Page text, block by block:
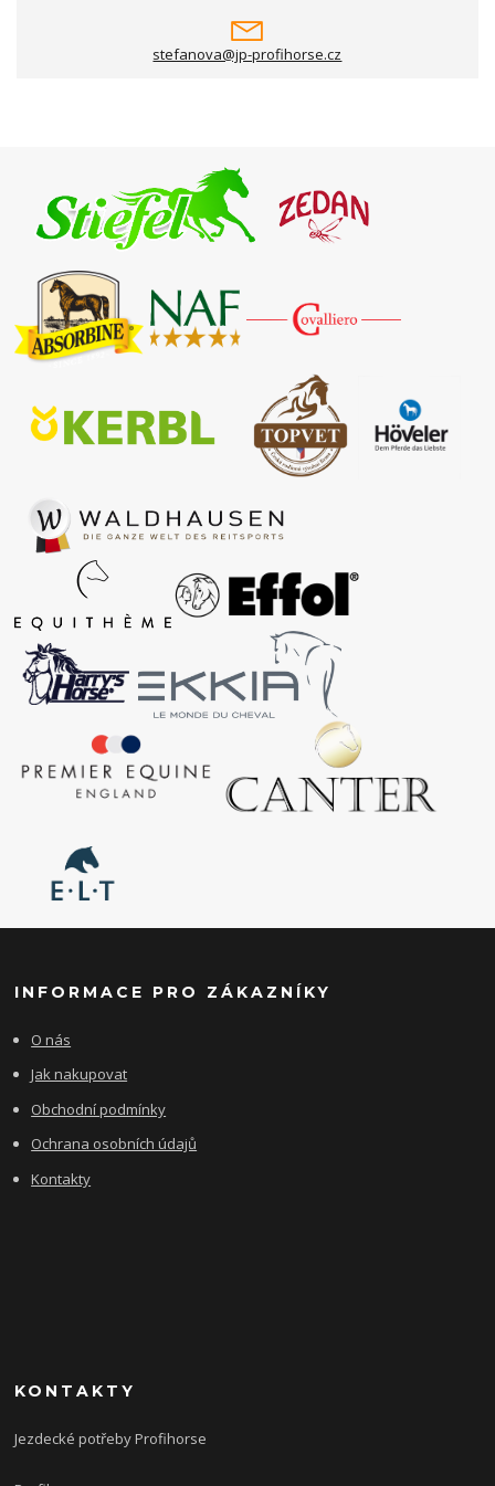
stefanova@jp-profihorse.cz
INFORMACE PRO ZÁKAZNÍKY
O nás
Jak nakupovat
Obchodní podmínky
Ochrana osobních údajů
Kontakty
KONTAKTY
Jezdecké potřeby Profihorse